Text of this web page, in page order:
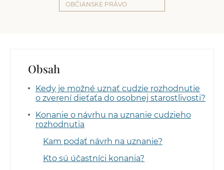
OBČIANSKE PRÁVO
Obsah
Kedy je možné uznať cudzie rozhodnutie
o zverení dieťaťa do osobnej starostlivosti?
Konanie o návrhu na uznanie cudzieho
rozhodnutia
Kam podať návrh na uznanie?
Kto sú účastníci konania?